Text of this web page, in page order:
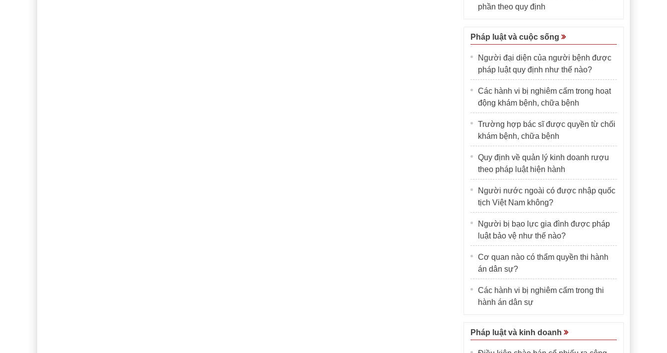
phần theo quy định
Pháp luật và cuộc sống
Người đại diện của người bệnh được
pháp luật quy định như thế nào?
Các hành vi bị nghiêm cấm trong hoạt
động khám bệnh, chữa bệnh
Trường hợp bác sĩ được quyền từ chối
khám bệnh, chữa bệnh
Quy định về quản lý kinh doanh rượu
theo pháp luật hiện hành
Người nước ngoài có được nhập quốc
tịch Việt Nam không?
Người bị bạo lực gia đình được pháp
luật bảo vệ như thế nào?
Cơ quan nào có thẩm quyền thi hành
án dân sự?
Các hành vi bị nghiêm cấm trong thi
hành án dân sự
Pháp luật và kinh doanh